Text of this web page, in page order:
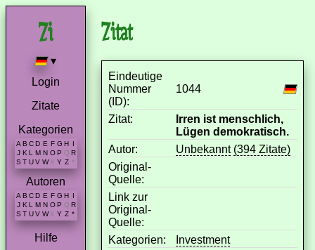
▾
Login
Zitate
Kategorien
A B C D E F G H I
J K L M N O P Q R
S T U V W X Y Z *
Autoren
A B C D E F G H
J K L M N O P Q R
S T U V W X Y Z *
Hilfe
Zitat
Eindeutige
Nummer
(ID):
1044
Zitat:
Irren ist menschlich,
Lügen demokratisch.
Autor:
Unbekannt (394 Zitate)
Original-
Quelle:
Link zur
Original-
Quelle:
Kategorien:
Investment